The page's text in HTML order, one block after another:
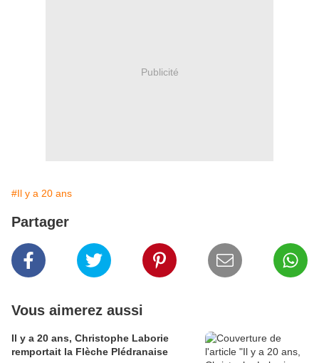
Publicité
#Il y a 20 ans
Partager
Vous aimerez aussi
Il y a 20 ans, Christophe Laborie
remportait la Flèche Plédranaise